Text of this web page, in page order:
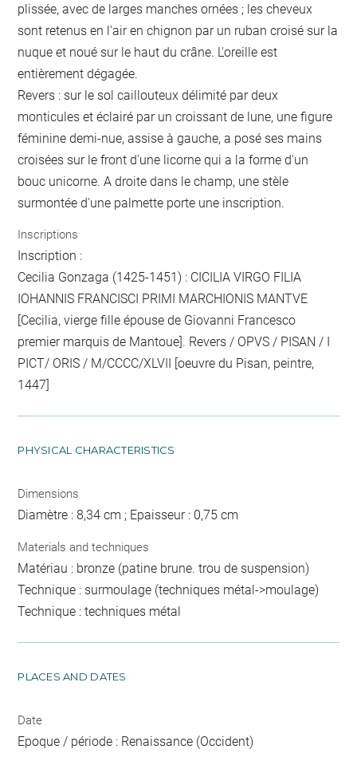
plissée, avec de larges manches ornées ; les cheveux
sont retenus en l'air en chignon par un ruban croisé sur la
nuque et noué sur le haut du crâne. L'oreille est
entièrement dégagée.
Revers : sur le sol caillouteux délimité par deux
monticules et éclairé par un croissant de lune, une figure
féminine demi-nue, assise à gauche, a posé ses mains
croisées sur le front d'une licorne qui a la forme d'un
bouc unicorne. A droite dans le champ, une stèle
surmontée d'une palmette porte une inscription.
Inscriptions
Inscription :
Cecilia Gonzaga (1425-1451) : CICILIA VIRGO FILIA
IOHANNIS FRANCISCI PRIMI MARCHIONIS MANTVE
[Cecilia, vierge fille épouse de Giovanni Francesco
premier marquis de Mantoue]. Revers / OPVS / PISAN / I
PICT/ ORIS / M/CCCC/XLVII [oeuvre du Pisan, peintre,
1447]
PHYSICAL CHARACTERISTICS
Dimensions
Diamètre : 8,34 cm ; Epaisseur : 0,75 cm
Materials and techniques
Matériau : bronze (patine brune. trou de suspension)
Technique : surmoulage (techniques métal->moulage)
Technique : techniques métal
PLACES AND DATES
Date
Epoque / période : Renaissance (Occident)